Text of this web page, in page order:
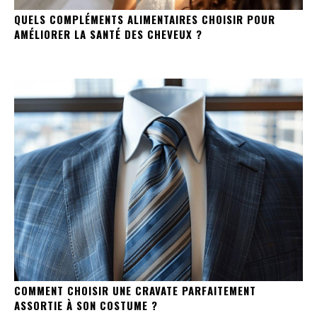
QUELS COMPLÉMENTS ALIMENTAIRES CHOISIR POUR
AMÉLIORER LA SANTÉ DES CHEVEUX ?
COMMENT CHOISIR UNE CRAVATE PARFAITEMENT
ASSORTIE À SON COSTUME ?